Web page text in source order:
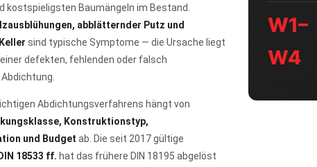
kostspieligsten Baumängeln im Bestand.
abblätternder Putz und
sind typische Symptome — die Ursache liegt
defekten, fehlenden oder falsch
Abdichtungsverfahrens hängt von
Konstruktionstyp,
und Budget ab. Die seit 2017 gültige
DIN 18533 ff. hat das frühere DIN 18195 abgelöst
W1–
W4